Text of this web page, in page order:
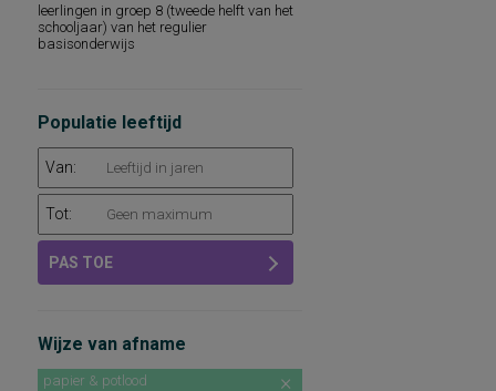
leerlingen in groep 8 (tweede helft van het
schooljaar) van het regulier
basisonderwijs
Populatie leeftijd
Van:
Tot:
PAS TOE
Wijze van afname
papier & potlood